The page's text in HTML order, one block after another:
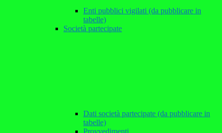
Enti pubblici vigilati (da pubblicare in
tabelle)
Società partecipate
Dati società partecipate (da pubblicare in
tabelle)